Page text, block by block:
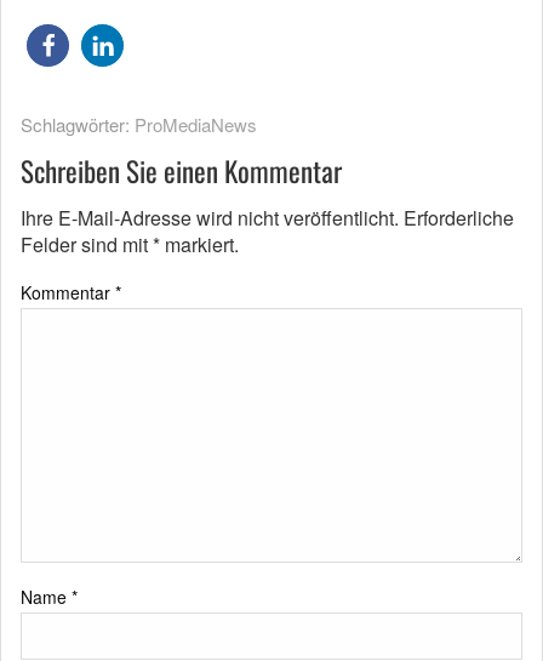
Schlagwörter: ProMediaNews
Schreiben Sie einen Kommentar
Ihre E-Mail-Adresse wird nicht veröffentlicht. Erforderliche
Felder sind mit* markiert.
Kommentar *
Name *